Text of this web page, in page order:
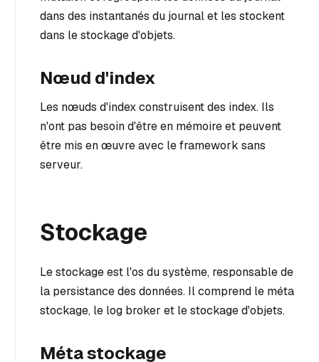
dans des instantanés du journal et les stockent
dans le stockage d'objets.
Nœud d'index
Les nœuds d'index construisent des index. Ils
n'ont pas besoin d'être en mémoire et peuvent
être mis en œuvre avec le framework sans
serveur.
Stockage
Le stockage est l'os du système, responsable de
la persistance des données. Il comprend le méta
stockage, le log broker et le stockage d'objets.
Méta stockage